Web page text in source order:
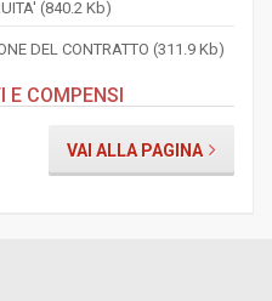
(840.2 Kb)
DEL CONTRATTO (311.9 Kb)
E COMPENSI
VAI ALLA PAGINA